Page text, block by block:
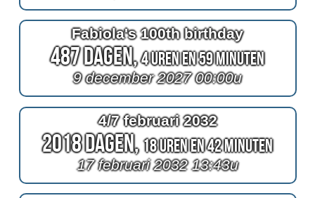
Fabiola's 100th birthday
487 Dagen,4 Uren en 59 Minuten
9 december 2027 00:00u
4/7 februari 2032
2018 Dagen,18 Uren en 42 Minuten
17 februari 2032 13:43u